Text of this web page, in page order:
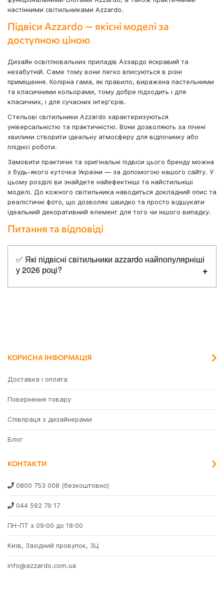
настінними світильниками Azzardo.
Підвіси Azzardo — якісні моделі за
доступною ціною
Дизайн освітлювальних приладів Аззардо яскравий та
незабутній. Саме тому вони легко вписуються в різні
приміщення. Колірна гама, як правило, виражена пастельними
та класичними кольорами, тому добре підходить і для
класичних, і для сучасних інтер'єрів.
Стельові світильники Azzardo характеризуються
універсальністю та практичністю. Вони дозволяють за лічені
хвилини створити ідеальну атмосферу для відпочинку або
плідної роботи.
Замовити практичні та оригінальні підвіси цього бренду можна
з будь-якого куточка України — за допомогою нашого сайту. У
цьому розділі ви знайдете найефектніші та найстильніші
моделі. До кожного світильника наводиться докладний опис та
реалістичні фото, що дозволяє швидко та просто відшукати
ідеальний декоративний елемент для того чи іншого випадку.
Питання та відповіді
✅ Які підвісні світильники azzardo найпопулярніші
у 2026 році?
Remote Control, 24 Вт, 1885 лм, 3000K-6000K
Remote Control, 39 Вт, 2535 лм, 3000K-6000K
✔Azzardo AZ5055 Elena 120 Dimm BK, 50 Вт, 2700 лм,
КОРИСНА ІНФОРМАЦІЯ
Доставка і оплата
Повернення товару
Співпраця з дизайнерами
Блог
КОНТАКТИ
0800 753 008 (безкоштовно)
044 592 79 17
ПН-ПТ з 09:00 до 18:00
Київ, Західний провулок, 3Ц
info@azzardo.com.ua